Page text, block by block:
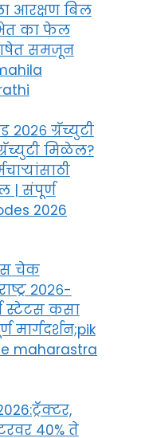
आरक्षण बिल
का फेल
समजून
ग्रॅच्युटी
मिळेल?
| संपूर्ण
2026
चेक
२०२६-
स्टेटस कसा
मार्गदर्शन;pik
maharastra
40% ते